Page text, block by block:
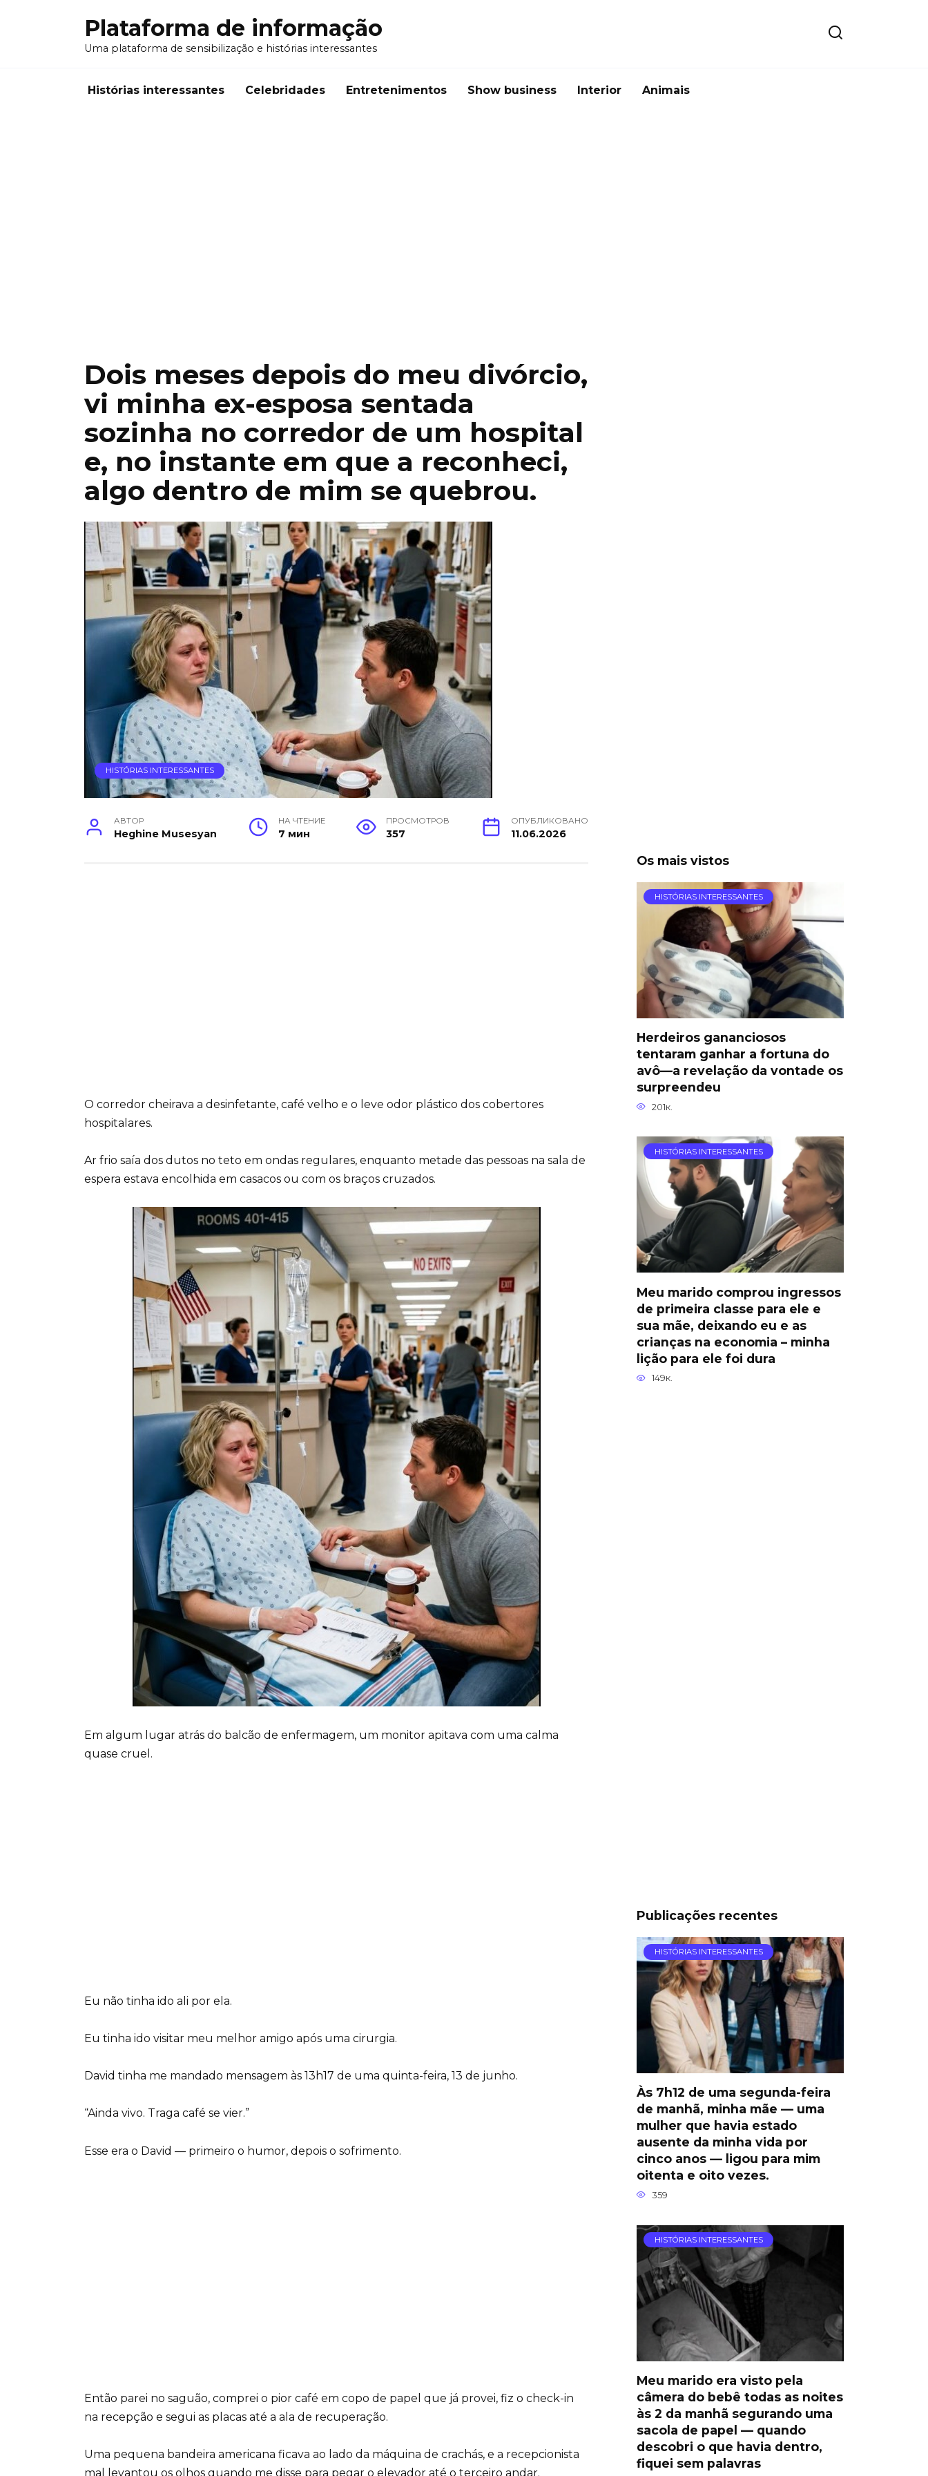
Plataforma de informação
Uma plataforma de sensibilização e histórias interessantes
Histórias interessantes Celebridades Entretenimentos Show business Interior Animais
Dois meses depois do meu divórcio,
vi minha ex-esposa sentada
sozinha no corredor de um hospital
e, no instante em que a reconheci,
algo dentro de mim se quebrou.
HISTÓRIAS INTERESSANTES
АВТОР
Heghine Musesyan
НА ЧТЕНИЕ
7 мин
ПРОСМОТРОВ
357
ОПУБЛИКОВАНО
11.06.2026
O corredor cheirava a desinfetante, café velho e o leve odor plástico dos cobertores
hospitalares.
Ar frio saía dos dutos no teto em ondas regulares, enquanto metade das pessoas na sala de
espera estava encolhida em casacos ou com os braços cruzados.
Em algum lugar atrás do balcão de enfermagem, um monitor apitava com uma calma
quase cruel.
Eu não tinha ido ali por ela.
Eu tinha ido visitar meu melhor amigo após uma cirurgia.
David tinha me mandado mensagem às 13h17 de uma quinta-feira, 13 de junho.
“Ainda vivo. Traga café se vier.”
Esse era o David — primeiro o humor, depois o sofrimento.
Então parei no saguão, comprei o pior café em copo de papel que já provei, fiz o check-in
na recepção e segui as placas até a ala de recuperação.
Uma pequena bandeira americana ficava ao lado da máquina de crachás, e a recepcionista
mal levantou os olhos quando me disse para pegar o elevador até o terceiro andar.
Os mais vistos
HISTÓRIAS INTERESSANTES
Herdeiros gananciosos
tentaram ganhar a fortuna do
avô—a revelação da vontade os
surpreendeu
201к.
HISTÓRIAS INTERESSANTES
Meu marido comprou ingressos
de primeira classe para ele e
sua mãe, deixando eu e as
crianças na economia – minha
lição para ele foi dura
149к.
Publicações recentes
HISTÓRIAS INTERESSANTES
Às 7h12 de uma segunda-feira
de manhã, minha mãe — uma
mulher que havia estado
ausente da minha vida por
cinco anos — ligou para mim
oitenta e oito vezes.
359
HISTÓRIAS INTERESSANTES
Meu marido era visto pela
câmera do bebê todas as noites
às 2 da manhã segurando uma
sacola de papel — quando
descobri o que havia dentro,
fiquei sem palavras